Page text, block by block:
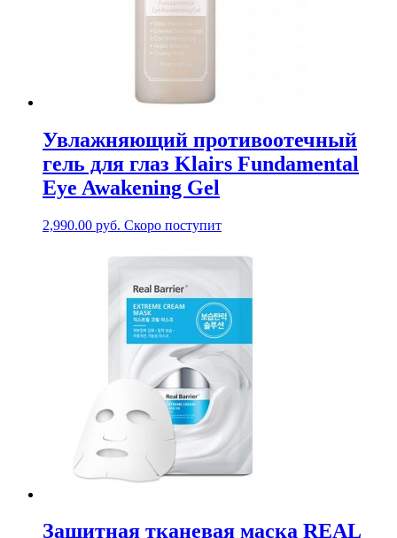
Увлажняющий противоотечный
гель для глаз Klairs Fundamental
Eye Awakening Gel
2,990.00 руб. Скоро поступит
Защитная тканевая маска REAL